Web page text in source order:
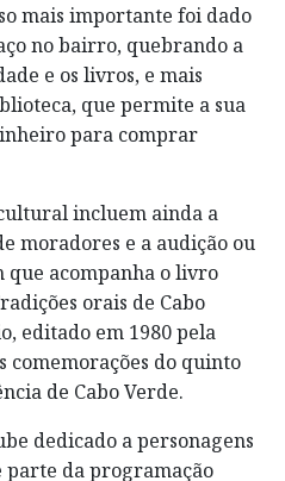
mais importante foi dado
no bairro, quebrando a
e os livros, e mais
que permite a sua
para comprar
incluem ainda a
moradores e a audição ou
que acompanha o livro
orais de Cabo
editado em 1980 pela
comemorações do quinto
de Cabo Verde.
dedicado a personagens
da programação